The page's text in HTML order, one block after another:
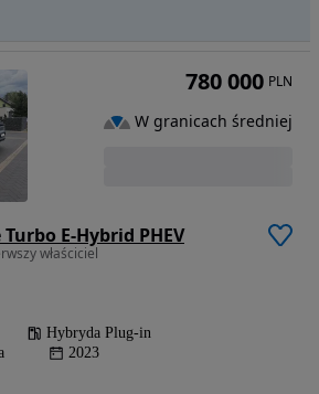
E-Hybrid PHEV
właściciel
Hybryda Plug-in
2023
780 000 PLN
W granicach średniej